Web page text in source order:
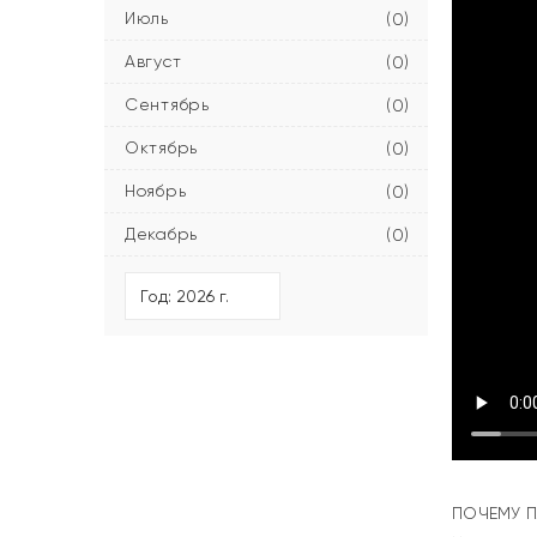
Июль (0)
Август (0)
Сентябрь (0)
Октябрь (0)
Ноябрь (0)
Декабрь (0)
ПОЧЕМУ